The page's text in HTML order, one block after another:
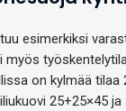
esimerkiksi
myös
on kylmää tilaa
25+25×45 ja